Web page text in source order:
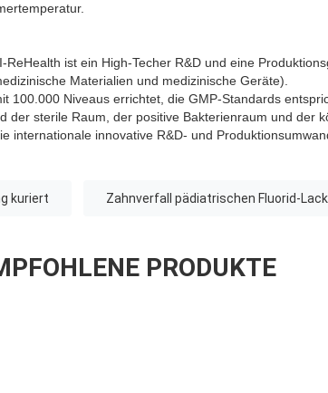
ist ein High-Techer R&D und eine
Materialien und medizinische Geräte).
100.000 Niveaus errichtet, die GMP-Standards
der sterile Raum, der positive Bakterienraum und der
internationale innovative R&D- und
kuriert Zahnverfall pädiatrischen Fluorid-Lack
PRODUKTE